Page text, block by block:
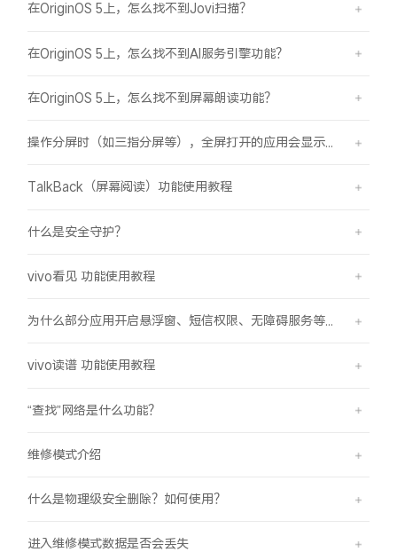
在OriginOS 5上，怎么找不到Jovi扫描？
在OriginOS 5上，怎么找不到AI服务引擎功能？
在OriginOS 5上，怎么找不到屏幕朗读功能？
TalkBack（屏幕阅读）功能使用教程
什么是安全守护？
vivo看见 功能使用教程
vivo读谱 功能使用教程
“查找”网络是什么功能？
维修模式介绍
什么是物理级安全删除？如何使用？
进入维修模式数据是否会丢失